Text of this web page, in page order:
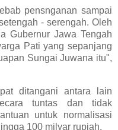
pensnganan sampai
- serengah. Oleh
Gubernur Jawa Tengah
Pati yang sepanjang
Sungai Juwana itu",
ditangani antara lain
tuntas dan tidak
untuk normalisasi
100 milyar rupiah.